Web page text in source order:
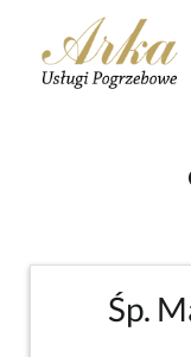
Śp.